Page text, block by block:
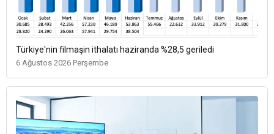
Türkiye'nin filmaşin ithalatı haziranda %28,5 geriledi
6 Ağustos 2026 Perşembe